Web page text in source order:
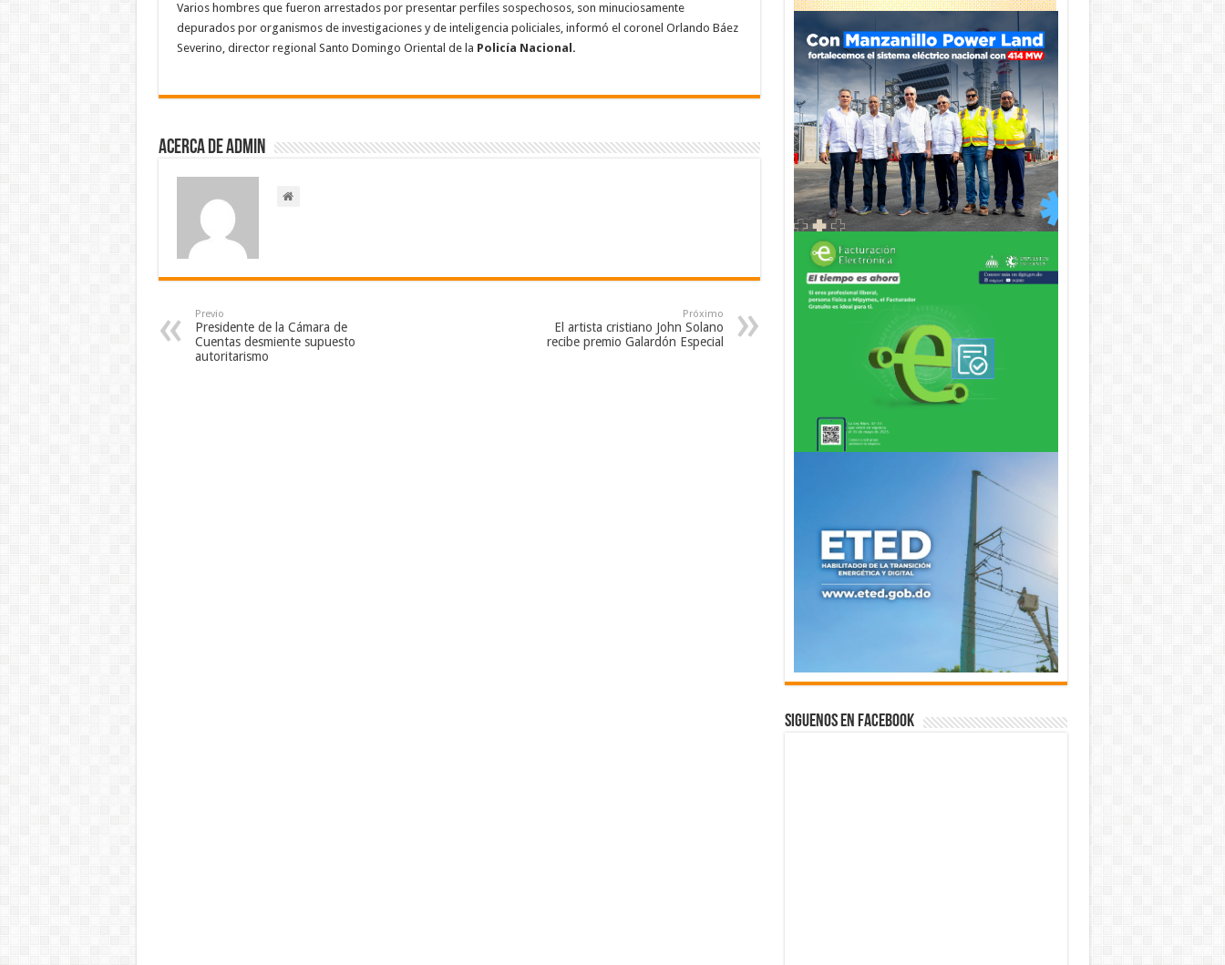
Varios hombres que fueron arrestados por presentar perfiles sospechosos, son minuciosamente
depurados por organismos de investigaciones y de inteligencia policiales, informó el coronel Orlando Báez
Severino, director regional Santo Domingo Oriental de la Policía Nacional.
Acerca de admin
Previo
Presidente de la Cámara de
Cuentas desmiente supuesto
autoritarismo
Próximo
El artista cristiano John Solano
recibe premio Galardón Especial
Siguenos en Facebook